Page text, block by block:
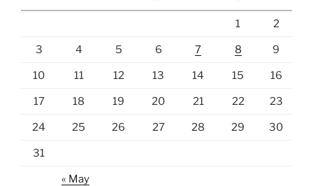
1 2
3 4 5 6 7 8 9
10 11 12 13 14 15 16
17 18 19 20 21 22 23
24 25 26 27 28 29 30
31
« May